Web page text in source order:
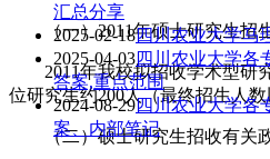
（一）2011年硕士研究生招
2011年我校拟招收学术型研
位研究生约200人（最终招生人
（二）硕士研究生招收有关
汇总分享
2025-02-18四川农业大学马
2025-04-03四川农业大学各
答案,重点范围
2024-08-29四川农业大学各
案、内部笔记